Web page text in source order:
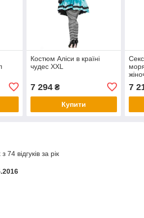
Костюм Аліси в країні
чудес XXL
7 294₴
Купити
7
74 відгуків за рік